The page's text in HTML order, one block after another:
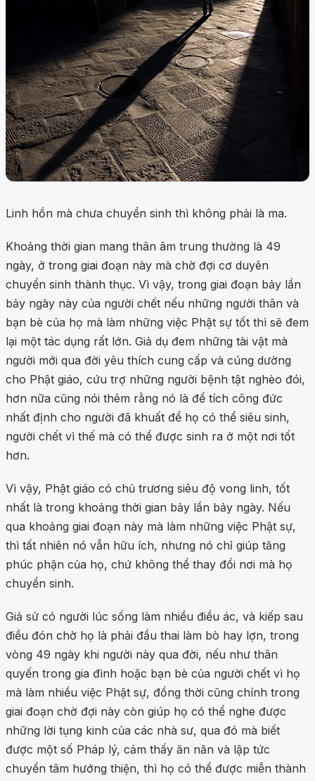
Linh hồn mà chưa chuyển sinh thì không phải là ma.
Khoảng thời gian mang thân âm trung thường là 49
ngày, ở trong giai đoạn này mà chờ đợi cơ duyên
chuyển sinh thành thục. Vì vậy, trong giai đoạn bảy lần
bảy ngày này của người chết nếu những người thân và
bạn bè của họ mà làm những việc Phật sự tốt thì sẽ đem
lại một tác dụng rất lớn. Giả dụ đem những tài vật mà
người mới qua đời yêu thích cung cấp và cúng dường
cho Phật giáo, cứu trợ những người bệnh tật nghèo đói,
hơn nữa cũng nói thêm rằng nó là để tích công đức
nhất định cho người đã khuất để họ có thể siêu sinh,
người chết vì thế mà có thể được sinh ra ở một nơi tốt
hơn.
Vì vậy, Phật giáo có chủ trương siêu độ vong linh, tốt
nhất là trong khoảng thời gian bảy lần bảy ngày. Nếu
qua khoảng giai đoạn này mà làm những việc Phật sự,
thì tất nhiên nó vẫn hữu ích, nhưng nó chỉ giúp tăng
phúc phận của họ, chứ không thể thay đổi nơi mà họ
chuyển sinh.
Giả sử có người lúc sống làm nhiều điều ác, và kiếp sau
điều đón chờ họ là phải đầu thai làm bò hay lợn, trong
vòng 49 ngày khi người này qua đời, nếu như thân
quyến trong gia đình hoặc bạn bè của người chết vì họ
mà làm nhiều việc Phật sự, đồng thời cũng chính trong
giai đoạn chờ đợi này còn giúp họ có thể nghe được
những lời tụng kinh của các nhà sư, qua đó mà biết
được một số Pháp lý, cảm thấy ăn năn và lập tức
chuyển tâm hướng thiện, thì họ có thể được miễn thành